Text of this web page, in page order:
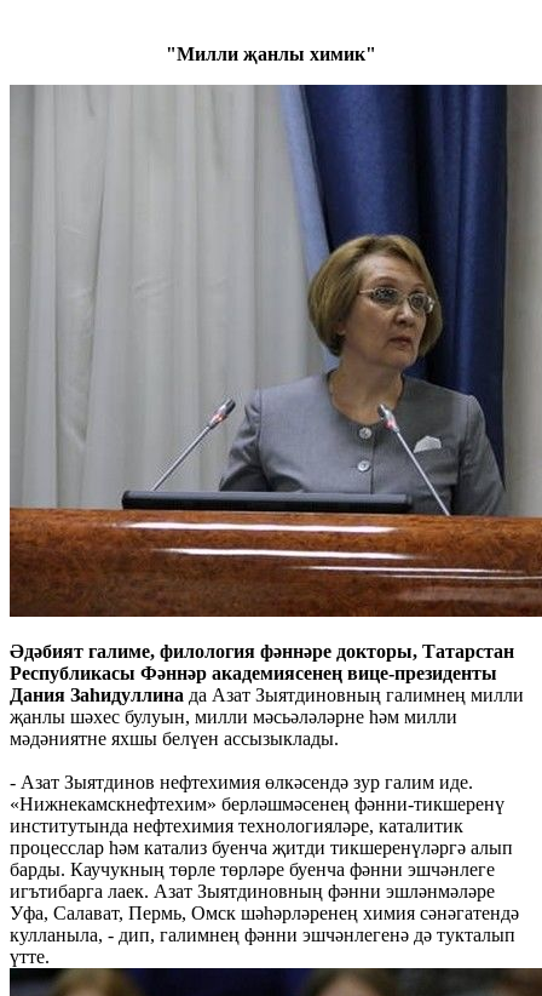
"Милли җанлы химик"
Әдәбият галиме, филология фәннәре докторы, Татарстан
Республикасы Фәннәр академиясенең вице-президенты
Дания Заһидуллина да Азат Зыятдиновның галимнең милли
җанлы шәхес булуын, милли мәсьәләләрне һәм милли
мәдәниятне яхшы белүен ассызыклады.
- Азат Зыятдинов нефтехимия өлкәсендә зур галим иде.
«Нижнекамскнефтехим» берләшмәсенең фәнни-тикшеренү
институтында нефтехимия технологияләре, каталитик
процесслар һәм катализ буенча җитди тикшеренүләргә алып
барды. Каучукның төрле төрләре буенча фәнни эшчәнлеге
игътибарга лаек. Азат Зыятдиновның фәнни эшләнмәләре
Уфа, Салават, Пермь, Омск шәһәрләренең химия сәнәгатендә
кулланыла, - дип, галимнең фәнни эшчәнлегенә дә тукталып
үтте.